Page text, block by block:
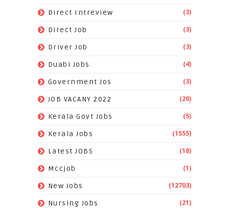
Direct Intreview (3)
Direct Job (3)
Driver Job (3)
Duabi Jobs (4)
Government Jos (3)
JOB VACANY 2022 (20)
Kerala Govt Jobs (5)
Kerala Jobs (1555)
Latest JOBS (18)
Mccjob (1)
New Jobs (12703)
Nursing Jobs (21)